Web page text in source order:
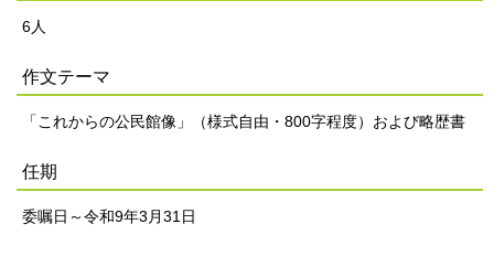
6人
作文テーマ
「これからの公民館像」（様式自由・800字程度）および略歴書
任期
委嘱日～令和9年3月31日